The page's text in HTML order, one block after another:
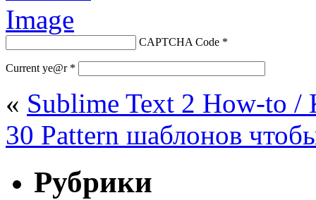
CAPTCHA Code *
Current ye@r *
« Sublime Text 2 How-to /
30 Pattern шаблонов
Рубрики